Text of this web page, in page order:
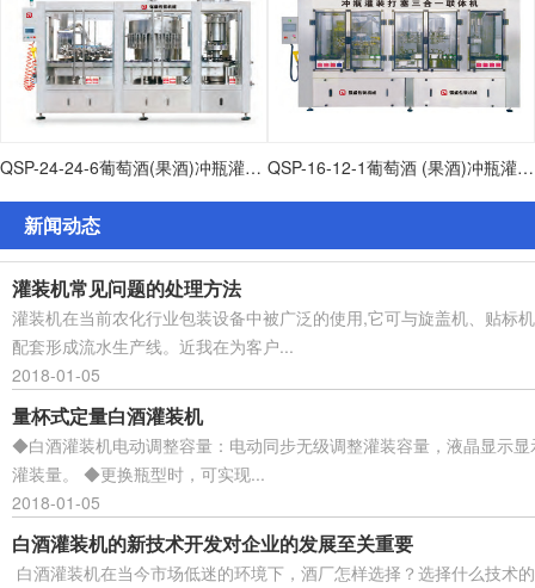
QSP-24-24-6葡萄酒(果酒)冲瓶灌装打塞联体机 QSP-16-12-1葡萄酒 (果酒)冲瓶灌装打塞联体机
新闻动态
灌装机常见问题的处理方法
灌装机在当前农化行业包装设备中被广泛的使用,它可与旋盖机、贴标机
配套形成流水生产线。近我在为客户...
2018-01-05
量杯式定量白酒灌装机
◆白酒灌装机电动调整容量：电动同步无级调整灌装容量，液晶显示显
灌装量。 ◆更换瓶型时，可实现...
2018-01-05
白酒灌装机的新技术开发对企业的发展至关重要
白酒灌装机在当今市场低迷的环境下，酒厂怎样选择？选择什么技术的